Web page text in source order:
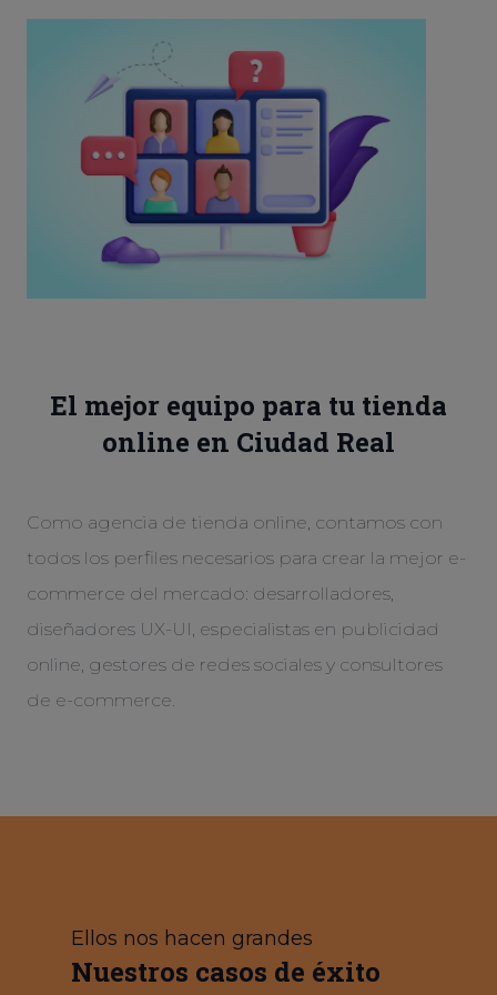
El mejor equipo para tu tienda
online en Ciudad Real
Como agencia de tienda online, contamos con
todos los perfiles necesarios para crear la mejor e-
commerce del mercado: desarrolladores,
diseñadores UX-UI, especialistas en publicidad
online, gestores de redes sociales y consultores
de e-commerce.
Ellos nos hacen grandes
Nuestros casos de éxito